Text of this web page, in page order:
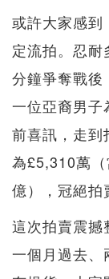
或許大家感到
定流拍。忍
分鐘爭奪戰
一位亞裔男子
前喜訊，走到
為£5,310萬
億），冠絕拍
這次拍賣震撼
一個月過去